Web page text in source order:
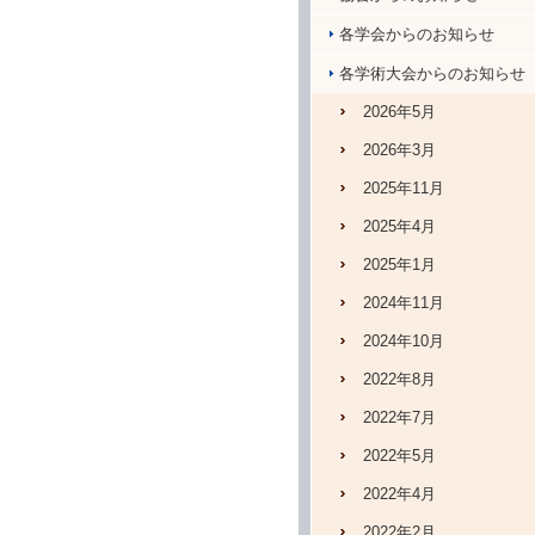
各学会からのお知らせ
各学術大会からのお知らせ
2026年5月
2026年3月
2025年11月
2025年4月
2025年1月
2024年11月
2024年10月
2022年8月
2022年7月
2022年5月
2022年4月